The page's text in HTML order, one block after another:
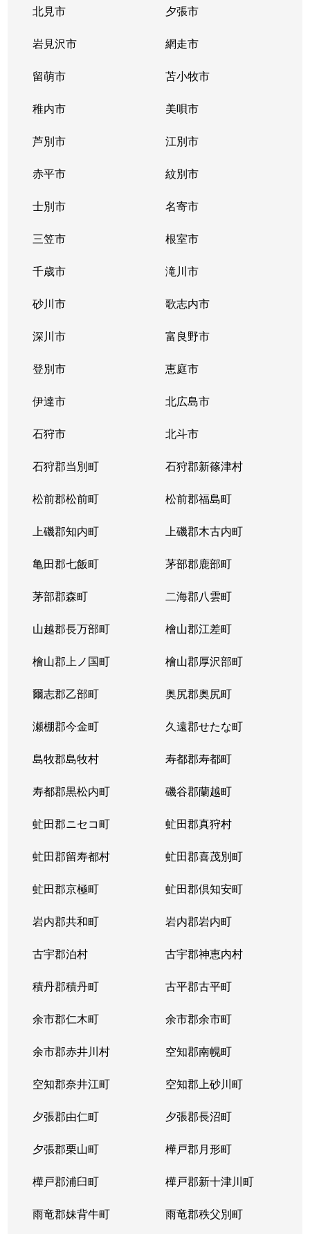
北見市 夕張市
岩見沢市 網走市
留萌市 苫小牧市
稚内市 美唄市
芦別市 江別市
赤平市 紋別市
士別市 名寄市
三笠市 根室市
千歳市 滝川市
砂川市 歌志内市
深川市 富良野市
登別市 恵庭市
伊達市 北広島市
石狩市 北斗市
石狩郡当別町 石狩郡新篠津村
松前郡松前町 松前郡福島町
上磯郡知内町 上磯郡木古内町
亀田郡七飯町 茅部郡鹿部町
茅部郡森町 二海郡八雲町
山越郡長万部町 檜山郡江差町
檜山郡上ノ国町 檜山郡厚沢部町
爾志郡乙部町 奥尻郡奥尻町
瀬棚郡今金町 久遠郡せたな町
島牧郡島牧村 寿都郡寿都町
寿都郡黒松内町 磯谷郡蘭越町
虻田郡ニセコ町 虻田郡真狩村
虻田郡留寿都村 虻田郡喜茂別町
虻田郡京極町 虻田郡倶知安町
岩内郡共和町 岩内郡岩内町
古宇郡泊村 古宇郡神恵内村
積丹郡積丹町 古平郡古平町
余市郡仁木町 余市郡余市町
余市郡赤井川村 空知郡南幌町
空知郡奈井江町 空知郡上砂川町
夕張郡由仁町 夕張郡長沼町
夕張郡栗山町 樺戸郡月形町
樺戸郡浦臼町 樺戸郡新十津川町
雨竜郡妹背牛町 雨竜郡秩父別町